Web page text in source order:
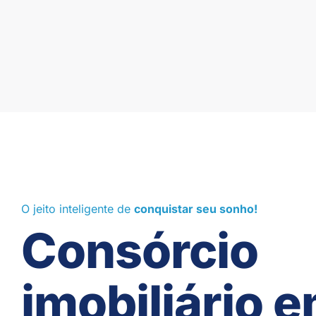
O jeito inteligente de conquistar seu sonho!
Consórcio
imobiliário